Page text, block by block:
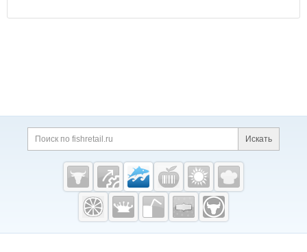
Дополнительная информация
Поиск по сайту и
Искать
Cсылки на полезные проекты
Fishretail.ru —
рыба,
морепродукты